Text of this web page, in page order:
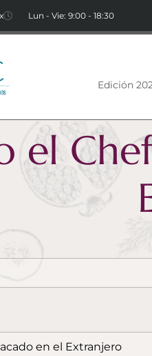
Lun - Vie: 9:00 - 18:30
Edición
el